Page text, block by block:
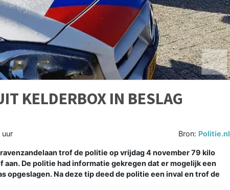
KELDERBOX IN BESLAG
uur Bron: Politie.nl
trof de politie op vrijdag 4 november 79 kilo
De politie had informatie gekregen dat er mogelijk een
opgeslagen. Na deze tip deed de politie een inval en trof de